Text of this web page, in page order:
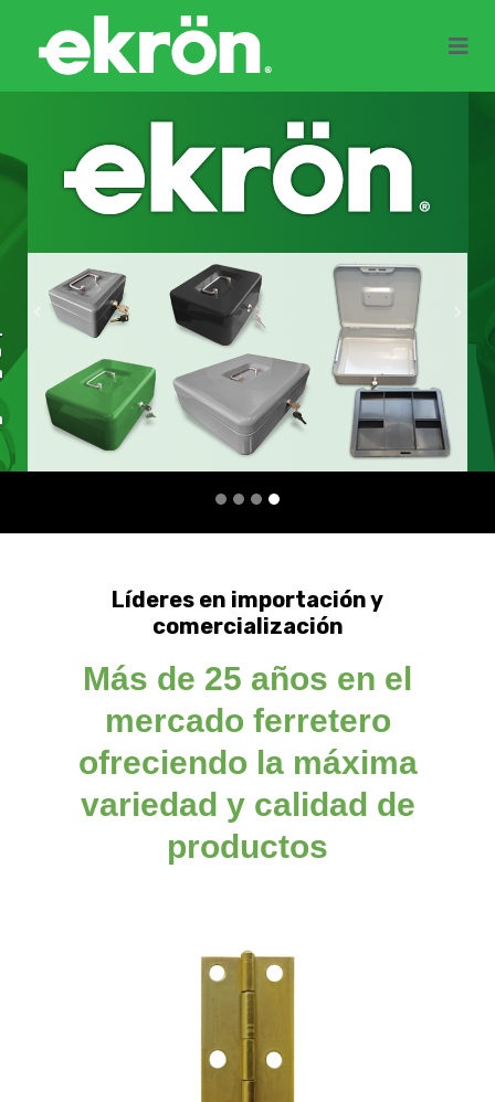
Previous
Líderes en importación y
comercialización
Más de 25 años en el
mercado ferretero
ofreciendo la máxima
variedad y calidad de
productos